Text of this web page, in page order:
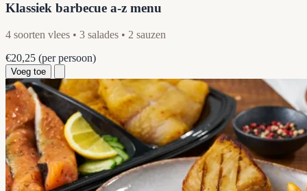
Klassiek barbecue a-z menu
4 soorten vlees • 3 salades • 2 sauzen
€20,25 (per persoon)
Voeg toe